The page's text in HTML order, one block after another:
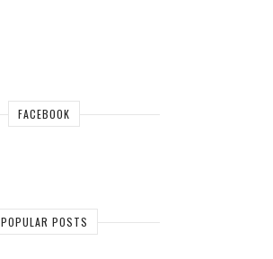
FACEBOOK
POPULAR POSTS